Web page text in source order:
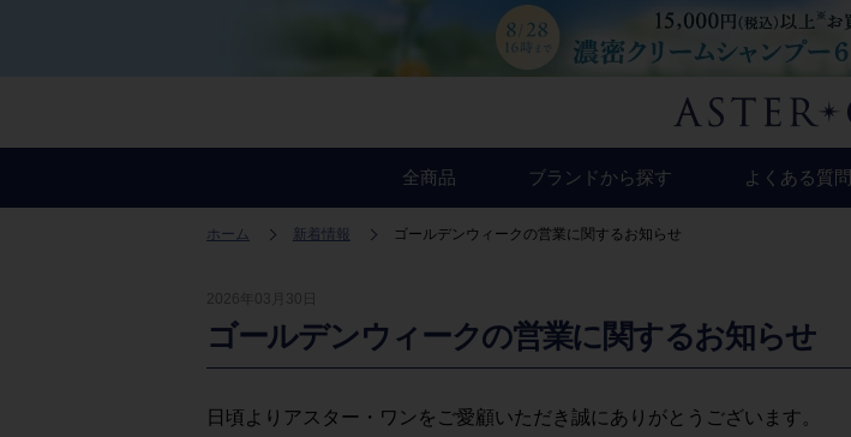
全商品 ブランドから探す よくある質問
ホーム 新着情報 ゴールデンウィークの営業に関するお知らせ
2026年03月30日
ゴールデンウィークの営業に関するお知らせ
日頃よりアスター・ワンをご愛顧いただき誠にありがとうございます。